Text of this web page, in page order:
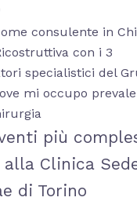
consulente in
con i 3
specialistici del
mi occupo
più
alla Clinica
di Torino